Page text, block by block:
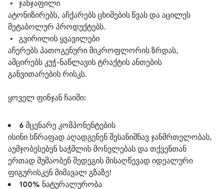
• ჯანჯაფილი
ატონიზირებს, აჩქარებს ცხიმების წვას და აცილეს
მეტაბოლურ პროდუქტებს.
• გვირილის ყვავილები
აჩერებს პათოგენური მიკროფლორის ზრდას,
ამცირებს კუჭ-ნაწლავის ტრაქტის ანთების
განვითარების რისკს.
ყოველ ფინჯან ჩაიში:
6მცენარე კომპონენტების
ისინი სწრაფად აღადგენენ შესანიშნავ ჯანმრთელობას,
აუმჯობესებენ საჭმლის მონელებას და თქვენთან
ერთად მუშაობენ შედეგის მისაღწევად იდეალური
ფიგურისკენ მიმავალ გზაზე!
100% ნატურალურობა